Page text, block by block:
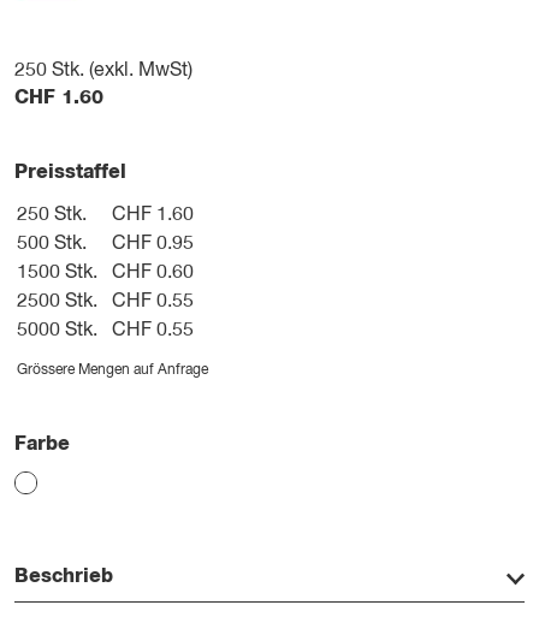
250 Stk. (exkl. MwSt)
CHF 1.60
Preisstaffel
250 Stk.
CHF 1.60
500 Stk.
CHF 0.95
1500 Stk.
CHF 0.60
2500 Stk.
CHF 0.55
5000 Stk.
CHF 0.55
Grössere Mengen auf Anfrage
Farbe
Beschrieb